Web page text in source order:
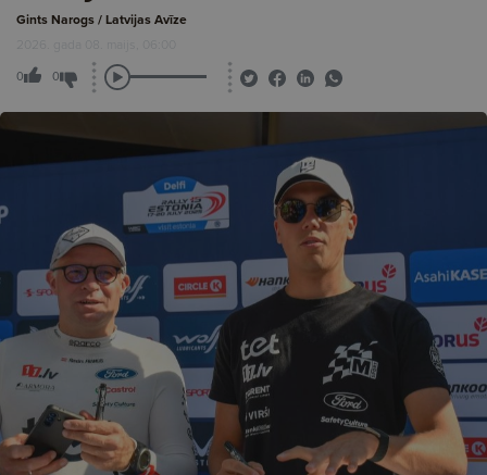
Gints Narogs / Latvijas Avīze
2026. gada 08. maijs, 06:00
0 0